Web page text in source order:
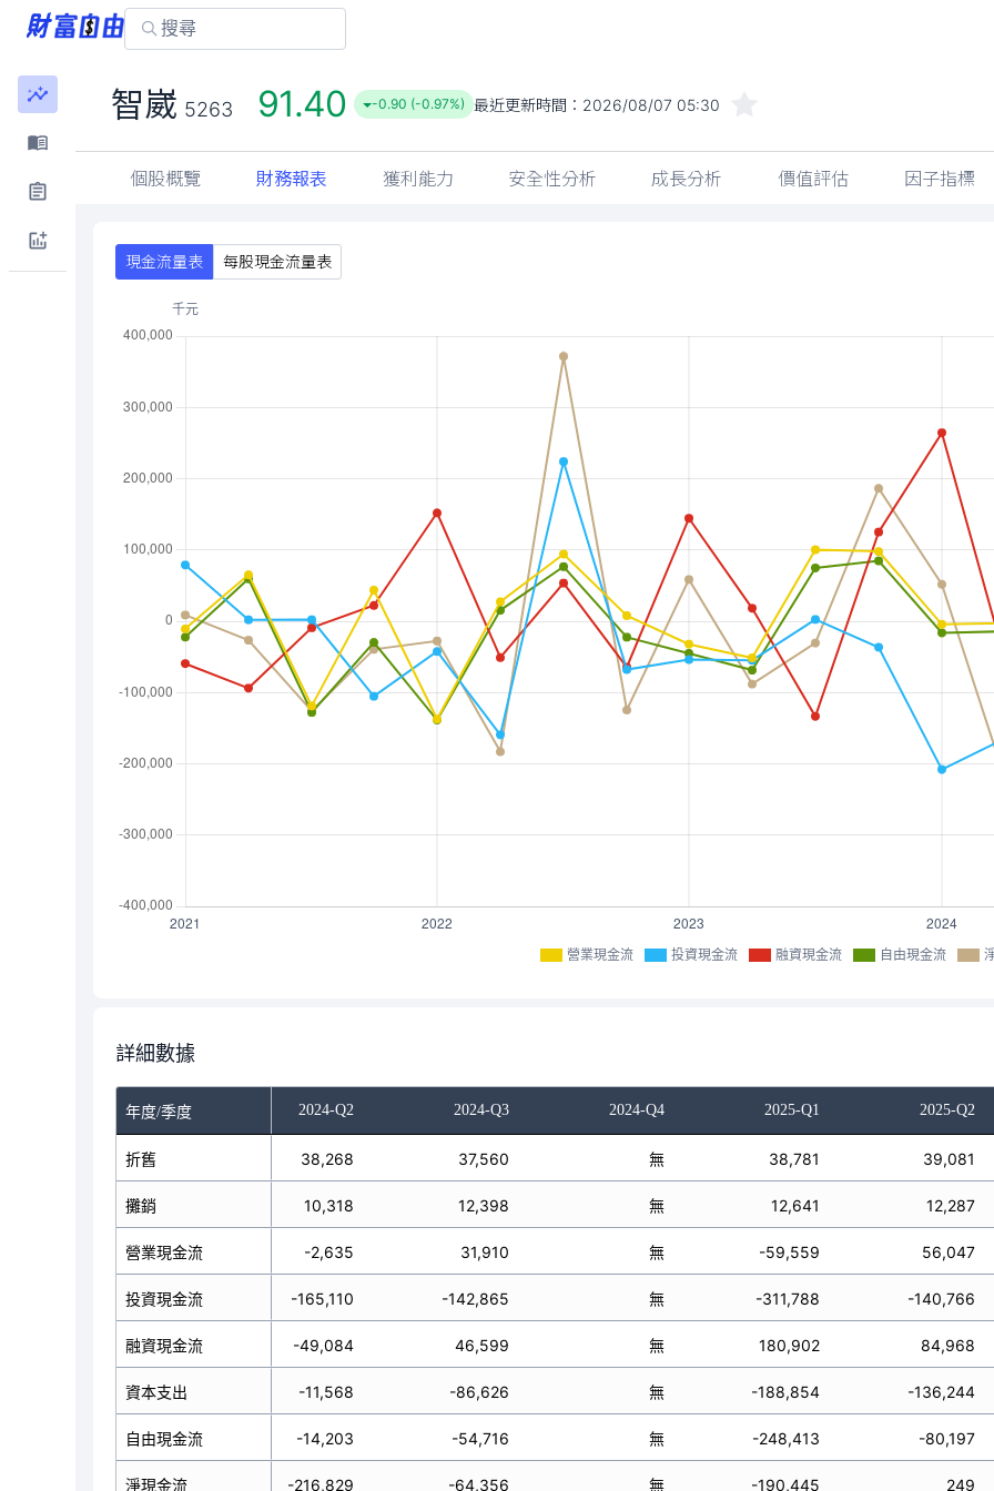
智崴 5263 91.40 -0.90 (-0.97%) 最近更新時間： 2026/08/07 05:30
個股概覽 財務報表 獲利能力 安全性分析 成長分析 價值評估 因子指標
現金流量表 每股現金流量表
營業現金流 投資現金流 融資現金流 自由現金流
詳細數據
年度/季度
2024-Q1 2024-Q2 2024-Q3 2024-Q4 2025-Q1 2025-Q2
折舊
攤銷
營業現金流
投資現金流
融資現金流
資本支出
自由現金流
淨現金流
38,080 38,268 37,560 無 38,781 39,081
10,318 12,398 無 12,641 12,287
-4,338 -2,635 31,910 無 -59,559 56,047
-208,041 -165,110 -142,865 無 -311,788 -140,766
264,356 -49,084 46,599 無 180,902 84,968
-12,004 -11,568 -86,626 無 -188,854 -136,244
-16,342 -14,203 -54,716 無 -248,413 -80,197
51,977 -216,829 -64,356 無 -190,445 249